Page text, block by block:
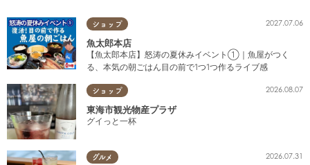
ショップ 2027.07.06
魚太郎本店
【魚太郎本店】怒涛の夏休みイベント①｜魚屋がつく
る、本気の朝ごはん目の前で1つ1つ作るライブ感
ショップ 2026.08.07
東海市観光物産プラザ
グイっと一杯
グルメ 2026.07.31